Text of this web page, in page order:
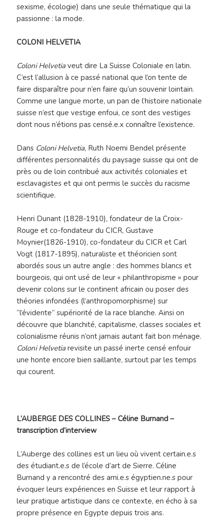
sexisme, écologie) dans une seule thématique qui la
passionne : la mode.
COLONI HELVETIA
Coloni Helvetia veut dire La Suisse Coloniale en latin.
C’est l’allusion à ce passé national que l’on tente de
faire disparaître pour n’en faire qu’un souvenir lointain.
Comme une langue morte, un pan de l’histoire nationale
suisse n’est que vestige enfoui, ce sont des vestiges
dont nous n’étions pas censé.e.x connaître l’existence.
Dans Coloni Helvetia, Ruth Noemi Bendel présente
différentes personnalités du paysage suisse qui ont de
près ou de loin contribué aux activités coloniales et
esclavagistes et qui ont permis le succès du racisme
scientifique.
Henri Dunant (1828-1910), fondateur de la Croix-
Rouge et co-fondateur du CICR, Gustave
Moynier(1826-1910), co-fondateur du CICR et Carl
Vogt (1817-1895), naturaliste et théoricien sont
abordés sous un autre angle : des hommes blancs et
bourgeois, qui ont usé de leur « philanthropisme » pour
devenir colons sur le continent africain ou poser des
théories infondées (l’anthropomorphisme) sur
“l’évidente” supériorité de la race blanche. Ainsi on
découvre que blanchité, capitalisme, classes sociales et
colonialisme réunis n’ont jamais autant fait bon ménage.
Coloni Helvetia revisite un passé inerte censé enfouir
une honte encore bien saillante, surtout par les temps
qui courent.
L’AUBERGE DES COLLINES – Céline Burnand –
transcription d’interview
L’Auberge des collines est un lieu où vivent certain.e.s
des étudiant.e.s de l’école d’art de Sierre. Céline
Burnand y a rencontré des ami.e.s égyptien.ne.s pour
évoquer leurs expériences en Suisse et leur rapport à
leur pratique artistique dans ce contexte, en écho à sa
propre présence en Egypte depuis trois ans.